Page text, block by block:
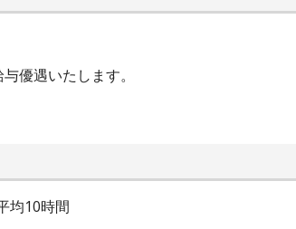
優遇いたします。
均10時間